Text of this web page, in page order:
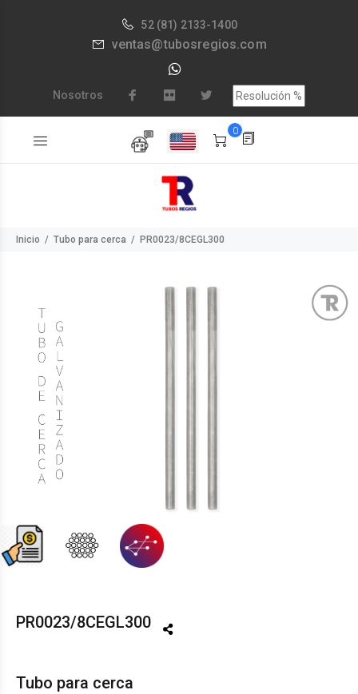
52 (81) 2133-1400
ventas@tubosregios.com
Nosotros
0
Inicio Tubo para cerca PR0023/8CEGL300
PR0023/8CEGL300
Tubo para cerca